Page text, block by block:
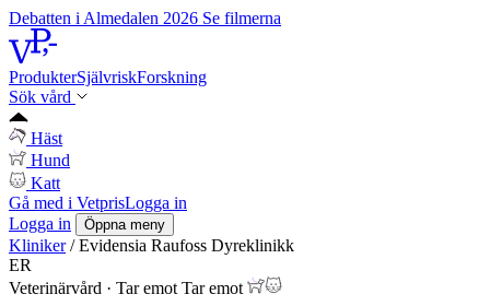
Debatten i Almedalen 2026 Se filmerna
ProdukterSjälvriskForskning
Sök vård
Häst
Hund
Katt
Gå med i VetprisLogga in
Logga in
Öppna meny
Kliniker / Evidensia Raufoss Dyreklinikk
ER
Veterinärvård · Tar emot Tar emot